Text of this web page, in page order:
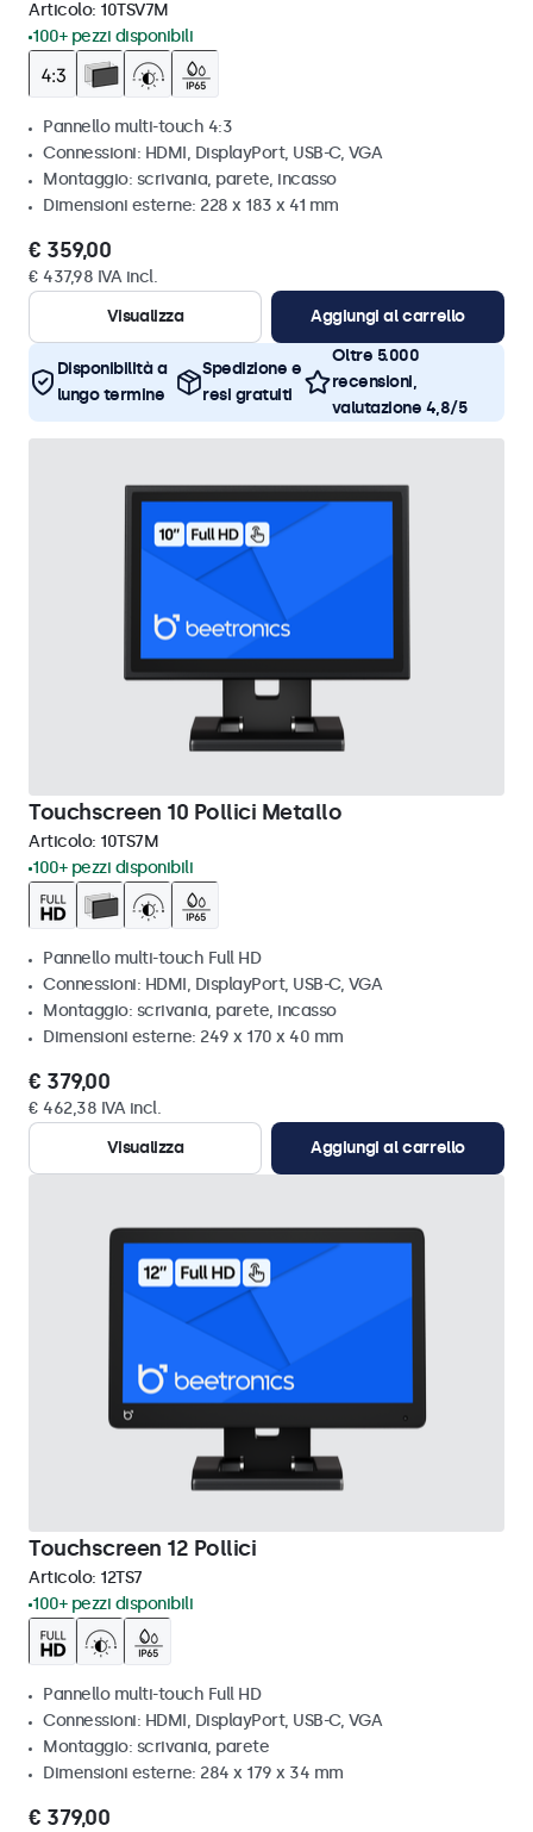
Articolo: 10TSV7M
100+ pezzi disponibili
Pannello multi-touch 4:3
Connessioni: HDMI, DisplayPort, USB-C, VGA
Montaggio: scrivania, parete, incasso
Dimensioni esterne: 228 x 183 x 41 mm
€ 359,00
€ 437,98 IVA incl.
Visualizza
Aggiungi al carrello
Disponibilità a
lungo termine
Spedizione e
resi gratuiti
Oltre 5.000
recensioni,
valutazione 4,8/5
Touchscreen 10 Pollici Metallo
Articolo: 10TS7M
100+ pezzi disponibili
Pannello multi-touch Full HD
Connessioni: HDMI, DisplayPort, USB-C, VGA
Montaggio: scrivania, parete, incasso
Dimensioni esterne: 249 x 170 x 40 mm
€ 379,00
€ 462,38 IVA incl.
Visualizza
Aggiungi al carrello
Touchscreen 12 Pollici
Articolo: 12TS7
100+ pezzi disponibili
Pannello multi-touch Full HD
Connessioni: HDMI, DisplayPort, USB-C, VGA
Montaggio: scrivania, parete
Dimensioni esterne: 284 x 179 x 34 mm
€ 379,00